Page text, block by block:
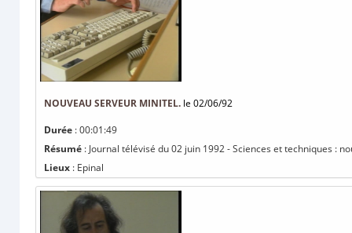
NOUVEAU SERVEUR MINITEL. le 02/06/92
Durée : 00:01:49
Résumé : Journal télévisé du 02 juin 1992 - Sciences et techniques :
Lieux : Epinal